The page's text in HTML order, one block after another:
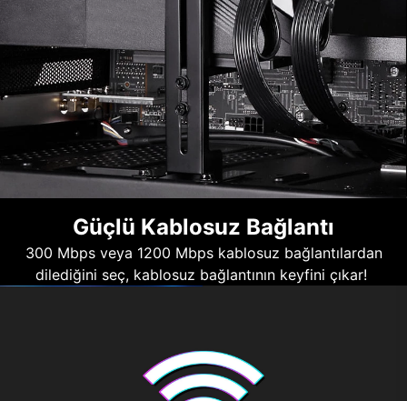
Güçlü Kablosuz Bağlantı
300 Mbps veya 1200 Mbps kablosuz bağlantılardan
dilediğini seç, kablosuz bağlantının keyfini çıkar!